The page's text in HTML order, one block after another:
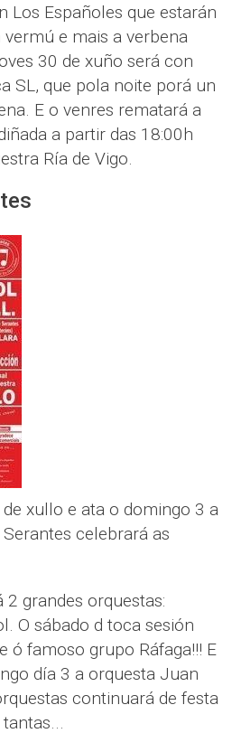
Los Españoles que estarán
e mais a verbena
30 de xuño será con
SL, que pola noite porá un
E o venres rematará a
a partir das 18:00h
Ría de Vigo.
xullo e ata o domingo 3 a
celebrará as
2 grandes orquestas:
O sábado d toca sesión
ó famoso grupo Ráfaga!!! E
día 3 a orquesta Juan
continuará de festa